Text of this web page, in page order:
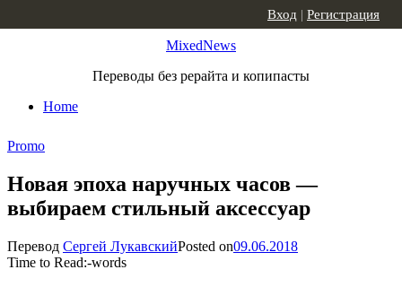
MixedNews
Переводы без рерайта и копипасты
Home
Вход | Регистрация
Promo
Новая эпоха наручных часов —
выбираем стильный аксессуар
Перевод Сергей ЛукавскийPosted on09.06.2018
Time to Read:-words